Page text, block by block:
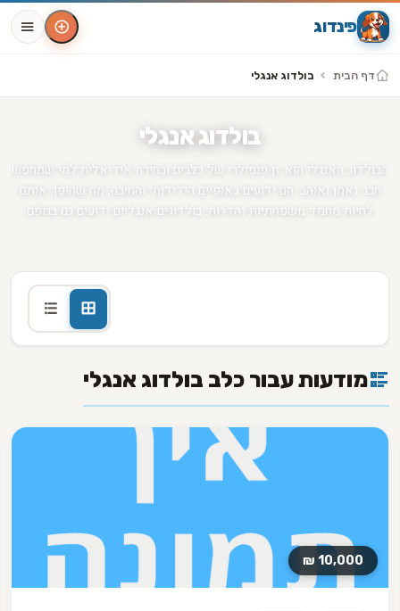
פינדוג
דף הבית בולדוג אנגלי
בולדוג אנגלי
הבולדוג האנגלי הוא זן פופולרי של כלבים ובחירה אידיאלית למי שמחפש
חבר נאמן ואוהב. הם ידועים באופיים הידידותי והחיבה, מה שהופך אותם
לחיות מחמד משפחתיות נהדרות. בולדוגים אנגליים ידועים גם בגופם
ואוהבים. בולדוג אנגלי דורש פעילות גופנית סדירה כדי להישאר בריאים
ומאושרים, כמו גם תזונה מאוזנת כדי לשמור על משקלם.
מודעות עבור כלב בולדוג אנגלי
10,000 ₪